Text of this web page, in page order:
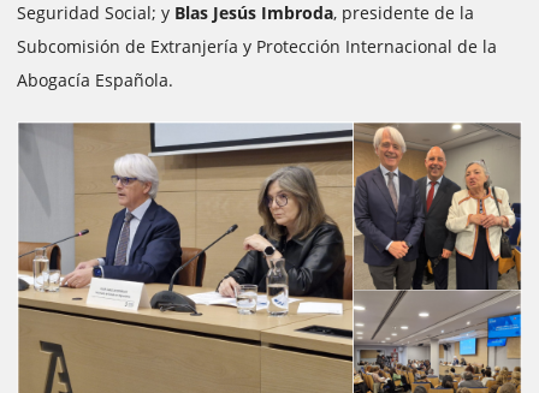
Seguridad Social; y Blas Jesús Imbroda, presidente de la
Subcomisión de Extranjería y Protección Internacional de la
Abogacía Española.